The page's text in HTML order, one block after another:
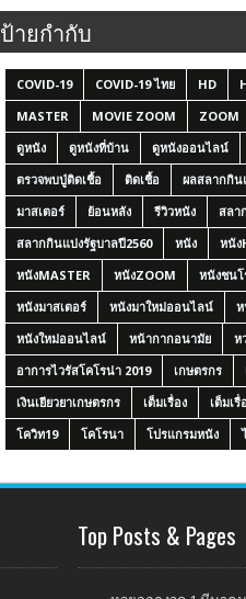
ป้ายกำกับ
COVID-19 COVID-19 ไทย HD
MASTER
MOVIE ZOOM ZOOM
ดูหนัง
ดูหนังที่บ้าน ดูหนังออนไลน์
ตรวจพบปู่ติดเชื้อ
ติดเชื้อ
ผลสลากกิน
มาสเตอร์
ย้อนหลัง รีวิวหนัง
สลา
สลากกินแบ่งรัฐบาลปี2560
หนัง
หนัง
หนังMASTER
หนังZOOM หนังชนโ
หนังมาสเตอร์
หนังมาใหม่ออนไลน์
ห
หนังใหม่ออนไลน์
หน้ากากอนามัย
ห
อาการไวรัสโคโรน่า 2019
เกษตรกร
เงินเยียวยาเกษตรกร
เต็มเรื่อง เต็มเรื่
โควิท19
โคโรนา โปรแกรมหนัง
Top Posts & Pages